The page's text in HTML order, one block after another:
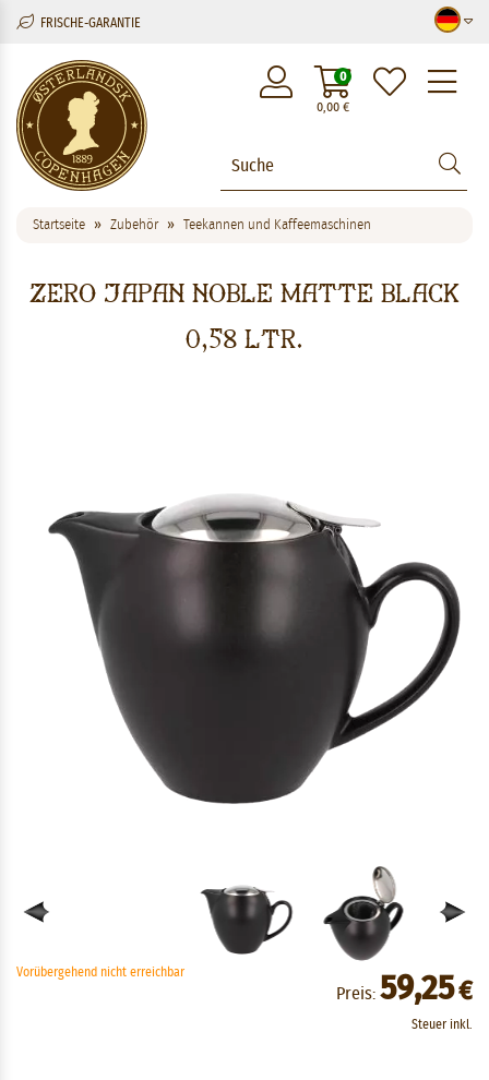
FRISCHE-GARANTIE
0,00€
0
Startseite Zubehör Teekannen und Kaffeemaschinen
Zero Japan Noble Matte Black
0,58 ltr.
Vorübergehend nicht erreichbar
Preis: 59,25€
Steuer inkl.